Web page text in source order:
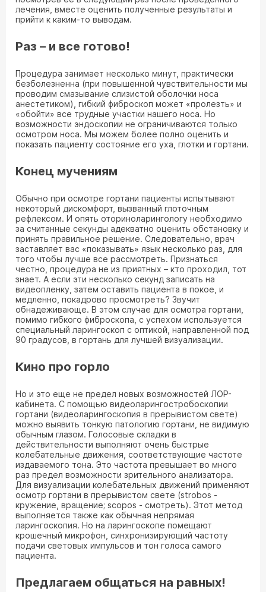
лечения, вместе оценить полученные результаты и
прийти к каким-то выводам.
Раз – и все готово!
Процедура занимает несколько минут, практически
безболезненна (при повышенной чувствительности мы
проводим смазывание слизистой оболочки носа
анестетиком), гибкий фиброскоп может «пролезть» и
«обойти» все трудные участки нашего носа. Но
возможности эндоскопии не ограничиваются только
осмотром носа. Мы можем более полно оценить и
показать пациенту состояние его уха, глотки и гортани.
Конец мучениям
Обычно при осмотре гортани пациенты испытывают
некоторый дискомфорт, вызванный глоточным
рефлексом. И опять оториноларингологу необходимо
за считанные секунды адекватно оценить обстановку и
принять правильное решение. Следовательно, врач
заставляет вас «показывать» язык несколько раз, для
того чтобы лучше все рассмотреть. Признаться
честно, процедура не из приятных – кто проходил, тот
знает. А если эти несколько секунд записать на
видеопленку, затем оставить пациента в покое, и
медленно, покадрово просмотреть? Звучит
обнадеживающе. В этом случае для осмотра гортани,
помимо гибкого фиброскопа, с успехом используется
специальный ларингоскоп с оптикой, направленной под
90 градусов, в гортань для лучшей визуализации.
Кино про горло
Но и это еще не предел новых возможностей ЛОР-
кабинета. С помощью видеоларингостробоскопии
гортани (видеоларингоскопия в прерывистом свете)
можно выявить тонкую патологию гортани, не видимую
обычным глазом. Голосовые складки в
действительности выполняют очень быстрые
колебательные движения, соответствующие частоте
издаваемого тона. Это частота превышает во много
раз предел возможности зрительного анализатора.
Для визуализации колебательных движений применяют
осмотр гортани в прерывистом свете (strobos -
кружение, вращение; scopos - смотреть). Этот метод
выполняется также как обычная непрямая
ларингоскопия. Но на ларингоскопе помещают
крошечный микрофон, синхронизирующий частоту
подачи световых импульсов и тон голоса самого
пациента.
Предлагаем общаться на равных!